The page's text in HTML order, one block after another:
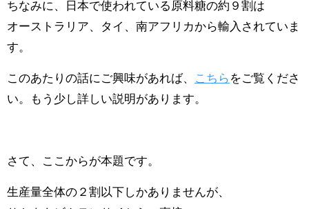
ちなみに、日本で使われている原料糖の約９割は
オーストラリア、タイ、南アフリカから輸入されていま
す。
このあたりの話にご興味があれば、 こちら をご覧くださ
い。もう少し詳しい説明があります。
さて、ここからが本題です。
生産量全体の２割以下しかありませんが、